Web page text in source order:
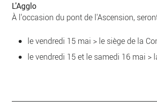
L'Agglo
À l'occasion du pont de l'Ascension,
le vendredi 15 mai > le siège de la
le vendredi 15 et le samedi 16 mai